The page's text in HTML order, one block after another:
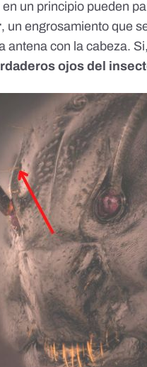
un principio pueden
, un engrosamiento que
antena con la cabeza.
ojos del